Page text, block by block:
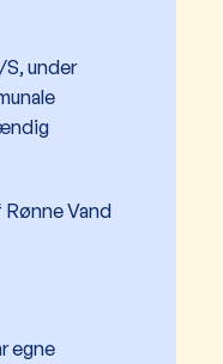
under
Vand
egne